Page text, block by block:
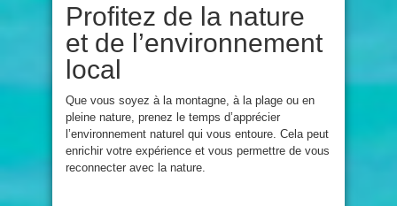
Profitez de la nature
et de l’environnement
local
Que vous soyez à la montagne, à la plage ou en
pleine nature, prenez le temps d’apprécier
l’environnement naturel qui vous entoure. Cela peut
enrichir votre expérience et vous permettre de vous
reconnecter avec la nature.